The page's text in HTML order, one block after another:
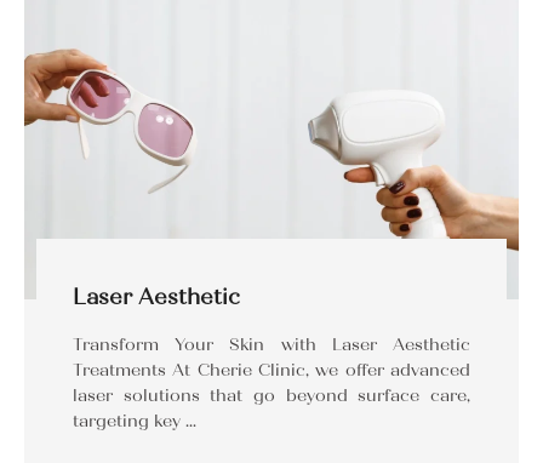
Laser Aesthetic
Transform Your Skin with Laser Aesthetic
Treatments At Cherie Clinic, we offer advanced
laser solutions that go beyond surface care,
targeting key …